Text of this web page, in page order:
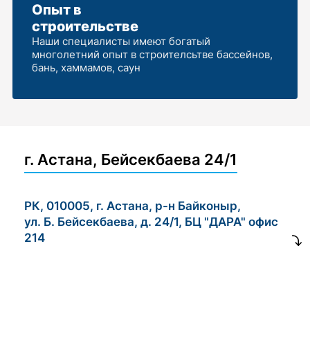
Опыт в
строительстве
Наши специалисты имеют богатый
многолетний опыт в строителсьтве бассейнов,
бань, хаммамов, саун
г. Астана, Бейсекбаева 24/1
РК, 010005, г. Астана, р-н Байконыр,
ул. Б. Бейсекбаева, д. 24/1, БЦ "ДАРА" офис
214